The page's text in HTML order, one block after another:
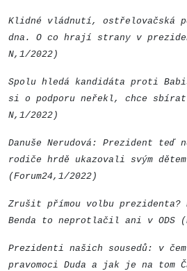
Klidné vládnutí, ostřelovačská
dna. O co hrají strany v
N,1/2022)
Spolu hledá kandidáta proti
si o podporu neřekl, chce sbírat
N,1/2022)
Danuše Nerudová: Prezident teď
rodiče hrdě ukazovali svým
(Forum24,1/2022)
Zrušit přímou volbu prezidenta?
Benda to neprotlačil ani v ODS
Prezidenti našich sousedů: v
pravomoci Duda a jak je na tom